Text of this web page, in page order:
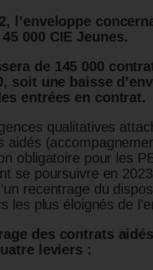
l’enveloppe
000 CIE Jeunes.
de 145 000
soit une baisse
entrées en contrat.
qualitatives
aidés
obligatoire pour les
se poursuivre en
recentrage du
les plus éloignés de
des contrats
leviers :